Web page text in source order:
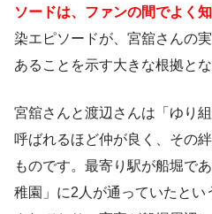
ソードは、ファンの間でよく
染エピソードが、宮舘さんの
あることを示す大きな根拠とな
宮舘さんと渡辺さんは「ゆり
呼ばれるほど仲が良く、その
ものです。最寄り駅が船堀で
稚園」に2人が通っていたと